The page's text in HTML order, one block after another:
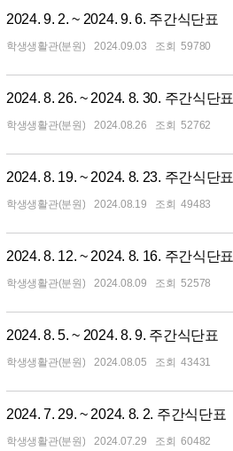
2024. 9. 2. ~ 2024. 9. 6. 주간식단표
학생생활관(분원) 2024.09.03 59780
2024. 8. 26. ~ 2024. 8. 30. 주간식단표
학생생활관(분원) 2024.08.26 52762
2024. 8. 19. ~ 2024. 8. 23. 주간식단표
학생생활관(분원) 2024.08.19 49483
2024. 8. 12. ~ 2024. 8. 16. 주간식단표
학생생활관(분원) 2024.08.09 52578
2024. 8. 5. ~ 2024. 8. 9. 주간식단표
학생생활관(분원) 2024.08.05 43431
2024. 7. 29. ~ 2024. 8. 2. 주간식단표
학생생활관(분원) 2024.07.29 60482